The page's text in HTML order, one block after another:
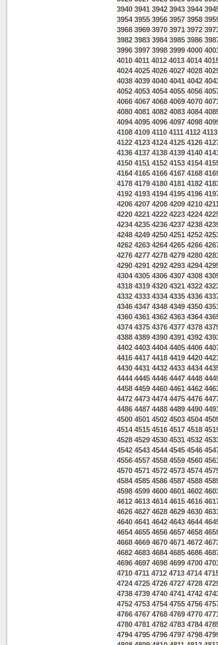
3940 3941 3942 3943 3944
3954 3955 3956 3957 3958
3968 3969 3970 3971 3972
3982 3983 3984 3985 3986
3996 3997 3998 3999 4000
4010 4011 4012 4013 4014
4024 4025 4026 4027 4028
4038 4039 4040 4041 4042
4052 4053 4054 4055 4056
4066 4067 4068 4069 4070
4080 4081 4082 4083 4084
4094 4095 4096 4097 4098
4108 4109 4110 4111 4112 4113
4122 4123 4124 4125 4126
4136 4137 4138 4139 4140
4150 4151 4152 4153 4154
4164 4165 4166 4167 4168
4178 4179 4180 4181 4182
4192 4193 4194 4195 4196
4206 4207 4208 4209 4210
4220 4221 4222 4223 4224
4234 4235 4236 4237 4238
4248 4249 4250 4251 4252
4262 4263 4264 4265 4266
4276 4277 4278 4279 4280
4290 4291 4292 4293 4294
4304 4305 4306 4307 4308
4318 4319 4320 4321 4322
4332 4333 4334 4335 4336
4346 4347 4348 4349 4350
4360 4361 4362 4363 4364
4374 4375 4376 4377 4378
4388 4389 4390 4391 4392
4402 4403 4404 4405 4406
4416 4417 4418 4419 4420
4430 4431 4432 4433 4434
4444 4445 4446 4447 4448
4458 4459 4460 4461 4462
4472 4473 4474 4475 4476
4486 4487 4488 4489 4490
4500 4501 4502 4503 4504
4514 4515 4516 4517 4518
4528 4529 4530 4531 4532
4542 4543 4544 4545 4546
4556 4557 4558 4559 4560
4570 4571 4572 4573 4574
4584 4585 4586 4587 4588
4598 4599 4600 4601 4602
4612 4613 4614 4615 4616
4626 4627 4628 4629 4630
4640 4641 4642 4643 4644
4654 4655 4656 4657 4658
4668 4669 4670 4671 4672
4682 4683 4684 4685 4686
4696 4697 4698 4699 4700
4710 4711 4712 4713 4714
4724 4725 4726 4727 4728
4738 4739 4740 4741 4742
4752 4753 4754 4755 4756
4766 4767 4768 4769 4770
4780 4781 4782 4783 4784
4794 4795 4796 4797 4798